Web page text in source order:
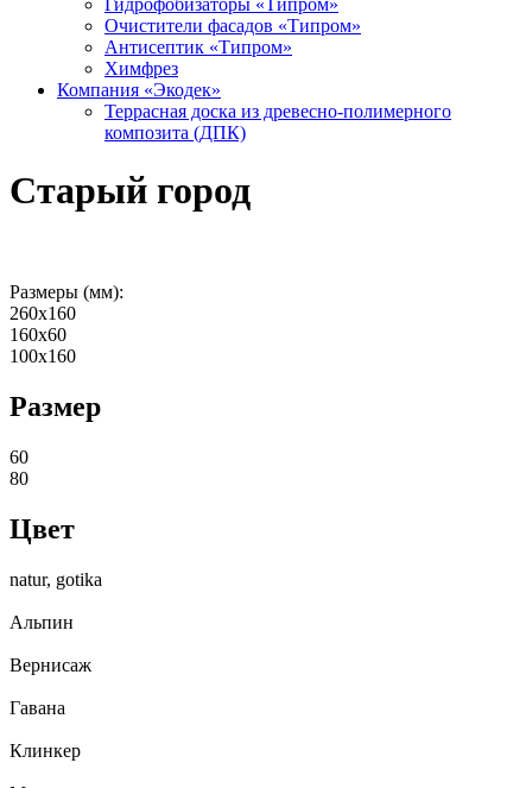
Гидрофобизаторы «Типром»
Очистители фасадов «Типром»
Антисептик «Типром»
Химфрез
Компания «Экодек»
Террасная доска из древесно-полимерного
композита (ДПК)
Старый город
Размеры (мм):
260х160
160х60
100х160
Размер
60
80
Цвет
natur, gotika
Альпин
Вернисаж
Гавана
Клинкер